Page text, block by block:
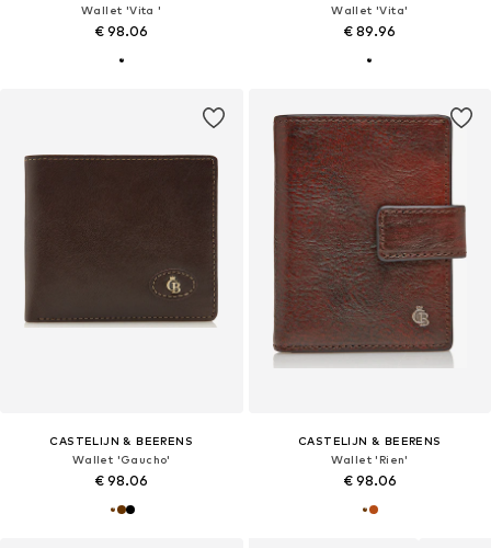
Wallet 'Vita '
€ 98.06
Wallet 'Vita'
€ 89.96
CASTELIJN & BEERENS
Wallet 'Gaucho'
€ 98.06
CASTELIJN & BEERENS
Wallet 'Rien'
€ 98.06